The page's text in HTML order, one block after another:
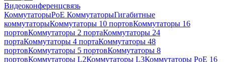
Видеоконференцсвязь
КоммутаторыPoE КоммутаторыГигабитные
коммутаторыКоммутаторы 10 портовКоммутаторы 16
портовКоммутаторы 2 портаКоммутаторы 24
портаКоммутаторы 4 портаКоммутаторы 48
портовКоммутаторы 5 портовКоммутаторы 8
портовКоммутаторы L2Коммутаторы L3Коммутаторы PoE 16